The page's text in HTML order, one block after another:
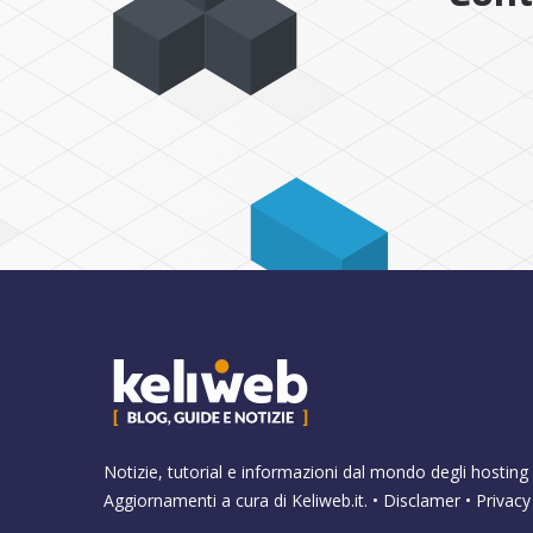
Notizie, tutorial e informazioni dal mondo degli hosting
Aggiornamenti a cura di Keliweb.it. • Disclamer •